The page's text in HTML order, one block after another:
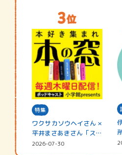
特集
ワクサカソウヘイさん ×
平井まさあきさん「スペ
シャ…
2026-07-30